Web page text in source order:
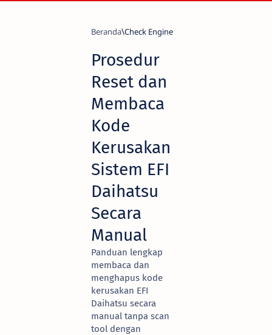
Beranda Check Engine
Prosedur
Reset dan
Membaca
Kode
Kerusakan
Sistem EFI
Daihatsu
Secara
Manual
Panduan lengkap
membaca dan
menghapus kode
kerusakan EFI
Daihatsu secara
manual tanpa scan
tool dengan